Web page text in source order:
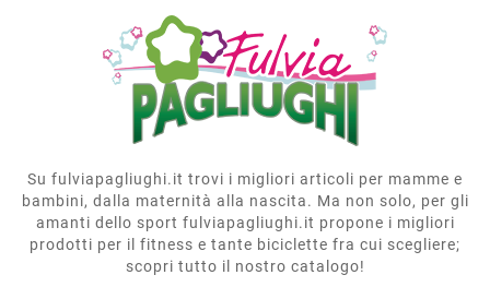
Su fulviapagliughi.it trovi i migliori articoli per mamme e
bambini, dalla maternità alla nascita. Ma non solo, per gli
amanti dello sport fulviapagliughi.it propone i migliori
prodotti per il fitness e tante biciclette fra cui scegliere;
scopri tutto il nostro catalogo!